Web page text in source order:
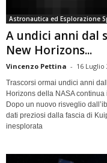
Astronautica ed Esplorazione
A undici anni dal
New Horizons...
Vincenzo Pettina - 16 Luglio
Trascorsi ormai undici anni
Horizons della NASA
Dopo un nuovo risveglio
dati preziosi dalla fascia di
inesplorata